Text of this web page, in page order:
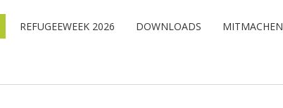
REFUGEEWEEK 2026 DOWNLOADS MITMACHEN